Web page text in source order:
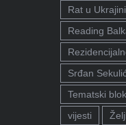
Rat u Ukrajini
Reading
Srđan
Tematski
vijesti